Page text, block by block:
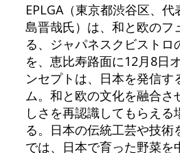
EPLGA（東京都渋谷区、
島晋哉氏）は、和と欧のフ
る、ジャパネスクビストロ
を、恵比寿路面に12月8日
ンセプトは、日本を発信す
ム。和と欧の文化を融合さ
しさを再認識してもらえる
る。日本の伝統工芸や技術
では、日本で育った野菜を